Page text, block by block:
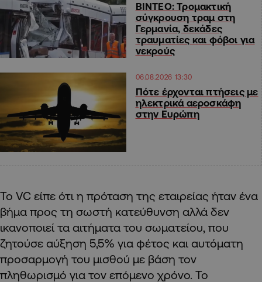
ΒΙΝΤΕΟ: Τρομακτική
σύγκρουση τραμ στη
Γερμανία, δεκάδες
τραυματίες και φόβοι για
νεκρούς
06.08.2026 13:30
Πότε έρχονται πτήσεις με
ηλεκτρικά αεροσκάφη
στην Ευρώπη
Το VC είπε ότι η πρόταση της εταιρείας ήταν ένα
βήμα προς τη σωστή κατεύθυνση αλλά δεν
ικανοποιεί τα αιτήματα του σωματείου, που
ζητούσε αύξηση 5,5% για φέτος και αυτόματη
προσαρμογή του μισθού με βάση τον
πληθωρισμό για τον επόμενο χρόνο. Το